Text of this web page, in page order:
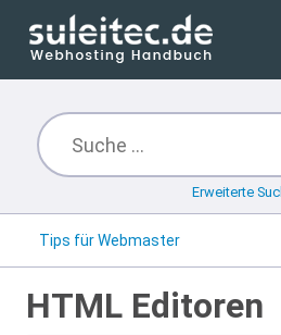
Erweiterte
Tips für Webmaster
HTML Editoren